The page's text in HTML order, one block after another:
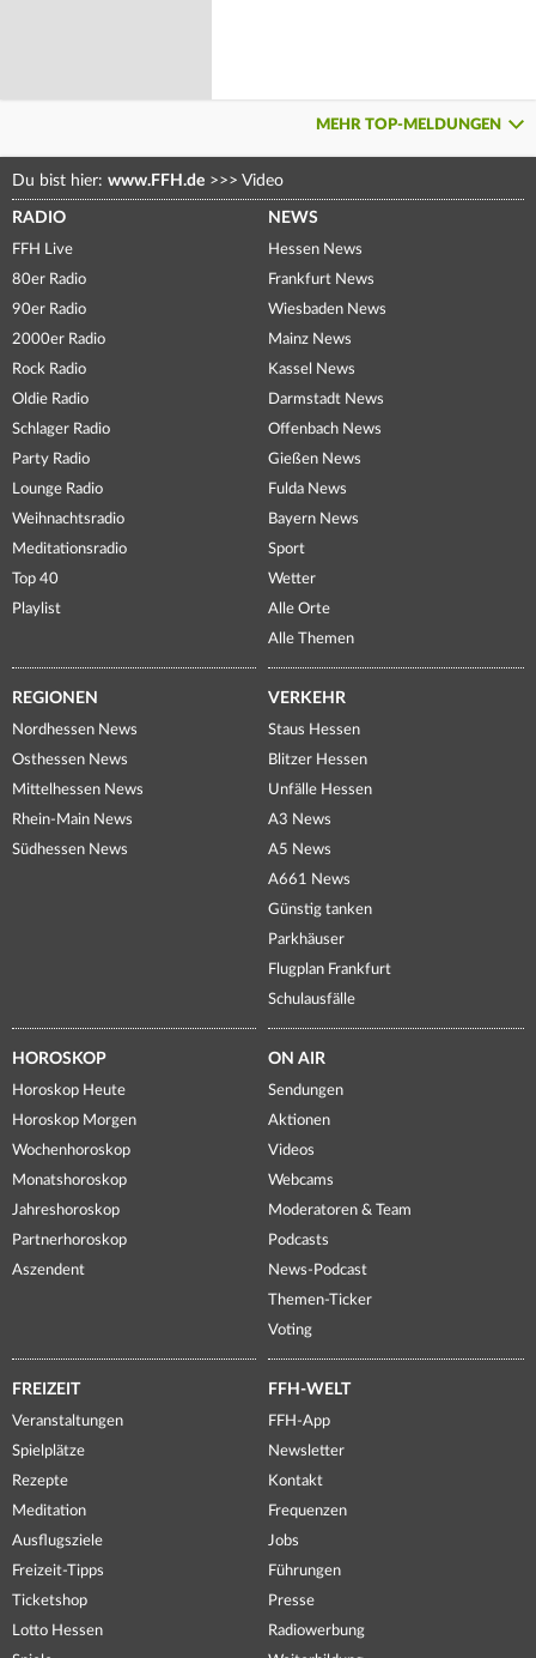
MEHR TOP-MELDUNGEN
Du bist hier: www.FFH.de >>> Video
RADIO
FFH Live
80er Radio
90er Radio
2000er Radio
Rock Radio
Oldie Radio
Schlager Radio
Party Radio
Lounge Radio
Weihnachtsradio
Meditationsradio
Top 40
Playlist
NEWS
Hessen News
Frankfurt News
Wiesbaden News
Mainz News
Kassel News
Darmstadt News
Offenbach News
Gießen News
Fulda News
Bayern News
Sport
Wetter
Alle Orte
Alle Themen
REGIONEN
Nordhessen News
Osthessen News
Mittelhessen News
Rhein-Main News
Südhessen News
VERKEHR
Staus Hessen
Blitzer Hessen
Unfälle Hessen
A3 News
A5 News
A661 News
Günstig tanken
Parkhäuser
Flugplan Frankfurt
Schulausfälle
HOROSKOP
Horoskop Heute
Horoskop Morgen
Wochenhoroskop
Monatshoroskop
Jahreshoroskop
Partnerhoroskop
Aszendent
ON AIR
Sendungen
Aktionen
Videos
Webcams
Moderatoren & Team
Podcasts
News-Podcast
Themen-Ticker
Voting
FREIZEIT
Veranstaltungen
Spielplätze
Rezepte
Meditation
Ausflugsziele
Freizeit-Tipps
Ticketshop
Lotto Hessen
FFH-WELT
FFH-App
Newsletter
Kontakt
Frequenzen
Jobs
Führungen
Presse
Radiowerbung